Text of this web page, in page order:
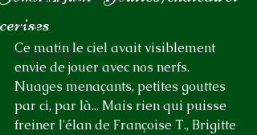
FFCT
Sorties club
cerises
Ce matin le ciel avait visiblement
envie de jouer avec nos nerfs.
Nuages menaçants, petites gouttes
par ci, par là... Mais rien qui puisse
freiner l'élan de Françoise T., Brigitte